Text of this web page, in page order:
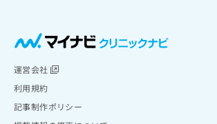
運営会社
利用規約
記事制作ポリシー